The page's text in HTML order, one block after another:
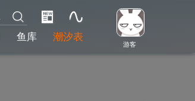
游客
鱼库 潮汐表